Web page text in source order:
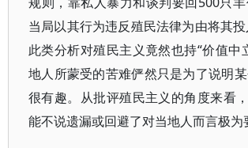
当局以其行为违反殖民法律为由将其投
此类分析对殖民主义竟然也持“价值中
地人所蒙受的苦难俨然只是为了说明
很有趣。从批评殖民主义的角度来看
能不说遗漏或回避了对当地人而言极为